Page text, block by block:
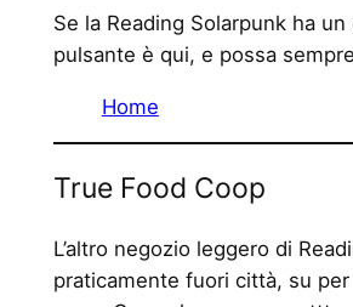
Se la Reading Solarpunk ha un
pulsante è qui, e possa
Home
True Food Coop
L’altro negozio leggero di
praticamente fuori città, su